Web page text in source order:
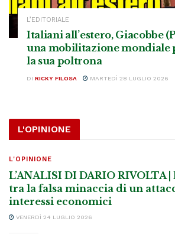
L’EDITORIALE
Italiani all’estero, Giacobbe
una mobilitazione mondiale
la sua poltrona
DI RICKY FILOSA MARTEDÌ 28 LUGLIO 2026
L'OPINIONE
L'OPINIONE
L’ANALISI DI DARIO RIVOLTA
tra la falsa minaccia di un
interessi economici
VENERDÌ 24 LUGLIO 2026